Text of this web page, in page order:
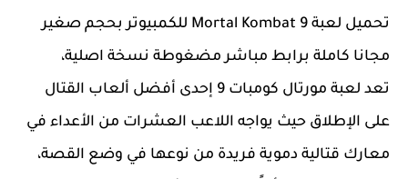
تحميل لعبة Mortal Kombat 9 للكمبيوتر بحجم صغير
مجانا كاملة برابط مباشر مضغوطة نسخة اصلية،
تعد لعبة مورتال كومبات 9 إحدى أفضل ألعاب القتال
على الإطلاق حيث يواجه اللاعب العشرات من الأعداء في
معارك قتالية دموية فريدة من نوعها في وضع القصة،